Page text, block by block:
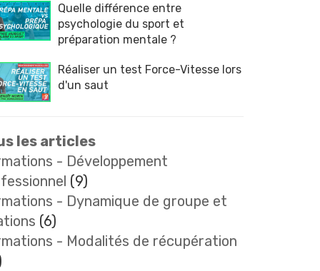
Quelle différence entre
psychologie du sport et
préparation mentale ?
Réaliser un test Force-Vitesse lors
d'un saut
les articles
- Développement
(9)
- Dynamique de groupe et
(6)
- Modalités de récupération